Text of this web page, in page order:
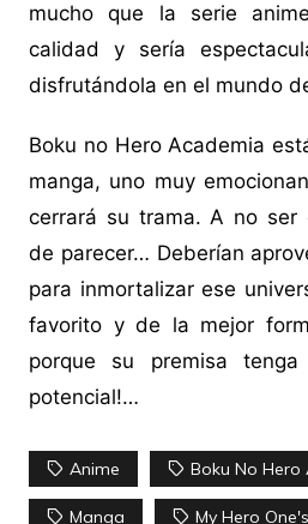
mucho que la serie
calidad y sería
disfrutándola en el mundo
Boku no Hero Academia
manga, uno muy
cerrará su trama. A no ser
de parecer… Deberían
para inmortalizar ese
favorito y de la mejor
porque su premisa tenga
potencial!…
Anime Boku No Hero
Manga My Hero